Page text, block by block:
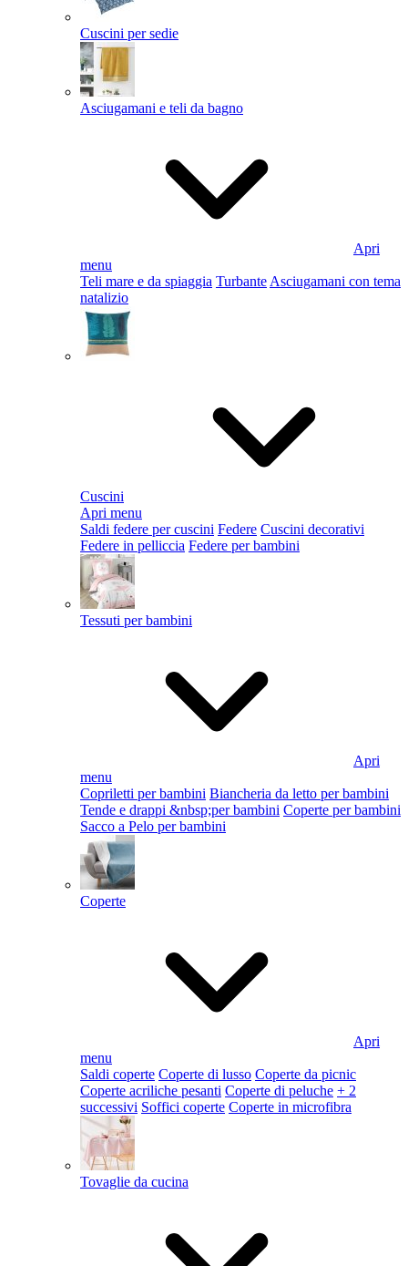
Cuscini per sedie
Asciugamani e teli da bagno
Apri
menu
Teli mare e da spiaggia Turbante Asciugamani con tema
natalizio
Cuscini
Apri menu
Saldi federe per cuscini Federe Cuscini decorativi
Federe in pelliccia Federe per bambini
Tessuti per bambini
Apri
menu
Copriletti per bambini Biancheria da letto per bambini
Tende e drappi &nbsp;per bambini Coperte per bambini
Sacco a Pelo per bambini
Coperte
Apri
menu
Saldi coperte Coperte di lusso Coperte da picnic
Coperte acriliche pesanti Coperte di peluche + 2
successivi Soffici coperte Coperte in microfibra
Tovaglie da cucina